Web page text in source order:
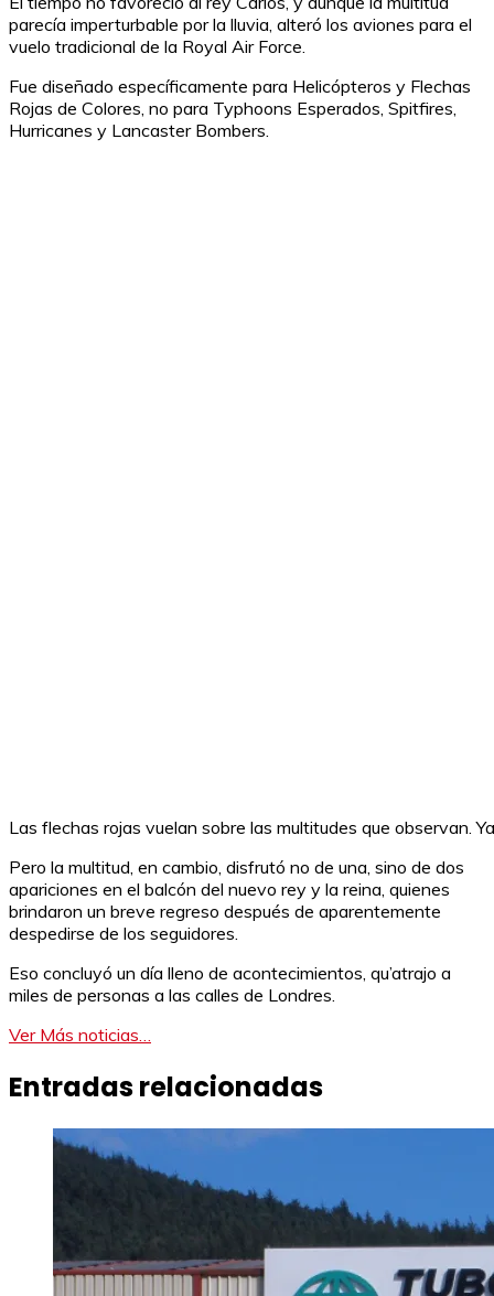
parecía imperturbable por la lluvia, alteró los aviones para el
vuelo tradicional de la Royal Air Force.
Fue diseñado específicamente para Helicópteros y Flechas
Rojas de Colores, no para Typhoons Esperados, Spitfires,
Hurricanes y Lancaster Bombers.
Las flechas rojas vuelan sobre las multitudes que observan.
Pero la multitud, en cambio, disfrutó no de una, sino de dos
apariciones en el balcón del nuevo rey y la reina, quienes
brindaron un breve regreso después de aparentemente
despedirse de los seguidores.
Eso concluyó un día lleno de acontecimientos, qu’atrajo a
miles de personas a las calles de Londres.
Ver Más noticias…
Entradas relacionadas